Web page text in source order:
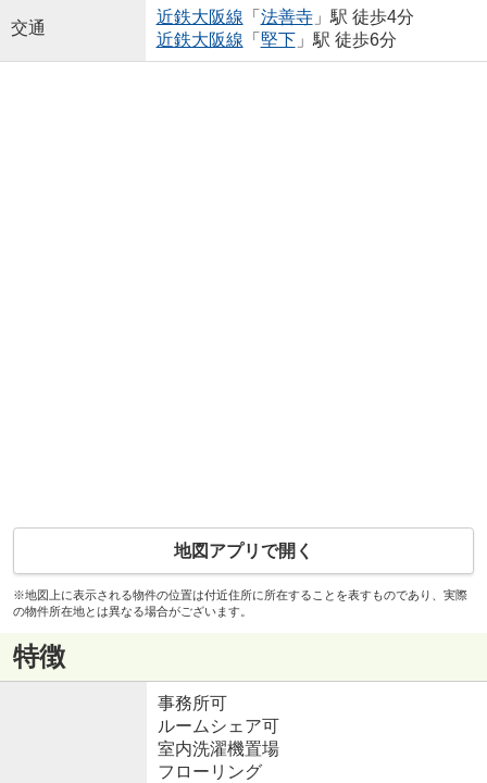
交通
近鉄大阪線 「 法善寺」駅 徒歩4分
近鉄大阪線 「 堅下」駅 徒歩6分
地図アプリで開く
※地図上に表示される物件の位置は付近住所に所在することを表すものであり、実際
の物件所在地とは異なる場合がございます。
特徴
事務所可
ルームシェア可
室内洗濯機置場
フローリング